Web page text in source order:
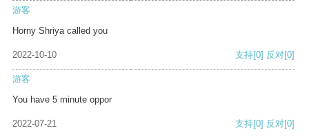
游客
Horny Shriya called you
2022-10-10 支持[0] 反对[0]
游客
You have 5 minute oppor
2022-07-21 支持[0] 反对[0]